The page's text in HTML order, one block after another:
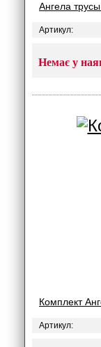
Ангела
Артикул:
Немає у
Комплект
Артикул: